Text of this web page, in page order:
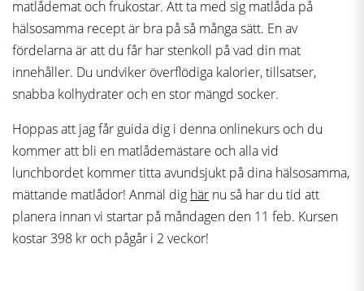
matlådemat och frukostar. Att ta med sig matlåda på
hälsosamma recept är bra på så många sätt. En av
fördelarna är att du får har stenkoll på vad din mat
innehåller. Du undviker överflödiga kalorier, tillsatser,
snabba kolhydrater och en stor mängd socker.
Hoppas att jag får guida dig i denna onlinekurs och du
kommer att bli en matlådemästare och alla vid
lunchbordet kommer titta avundsjukt på dina hälsosamma,
mättande matlådor! Anmäl dig här nu så har du tid att
planera innan vi startar på måndagen den 11 feb. Kursen
kostar 398 kr och pågår i 2 veckor!